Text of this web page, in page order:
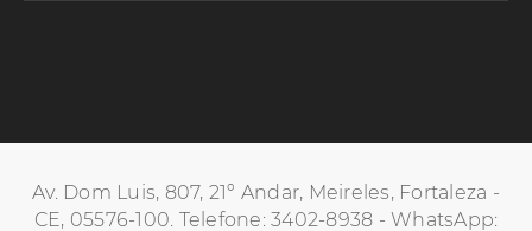
Av. Dom Luis, 807, 21º Andar, Meireles, Fortaleza -
CE, 05576-100. Telefone: 3402-8938 - WhatsApp: